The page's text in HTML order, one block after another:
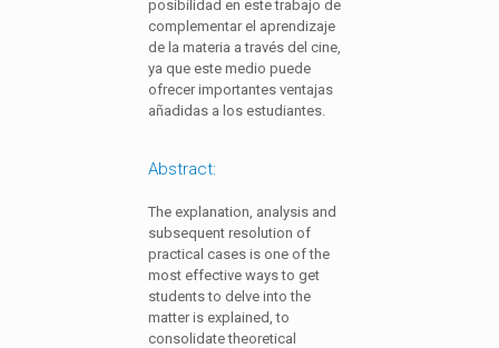
posibilidad en este trabajo de
complementar el aprendizaje
de la materia a través del cine,
ya que este medio puede
ofrecer importantes ventajas
añadidas a los estudiantes.
Abstract:
The explanation, analysis and
subsequent resolution of
practical cases is one of the
most effective ways to get
students to delve into the
matter is explained, to
consolidate theoretical